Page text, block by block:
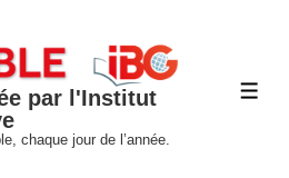
par l'Institut
chaque jour de l’année.